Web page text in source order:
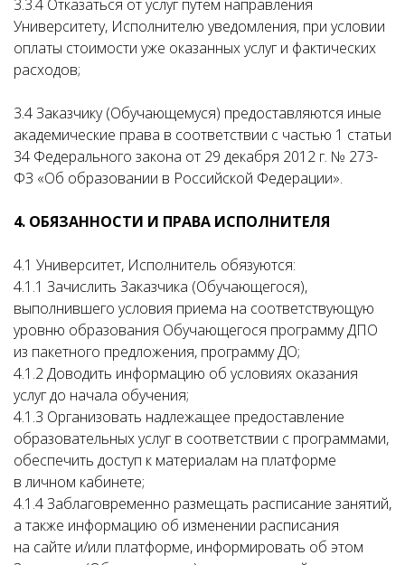
3.3.4 Отказаться от услуг путем направления
Университету, Исполнителю уведомления, при условии
оплаты стоимости уже оказанных услуг и фактических
расходов;
3.4 Заказчику (Обучающемуся) предоставляются иные
академические права в соответствии с частью 1 статьи
34 Федерального закона от 29 декабря 2012 г. № 273-
ФЗ «Об образовании в Российской Федерации».
4. ОБЯЗАННОСТИ И ПРАВА ИСПОЛНИТЕЛЯ
4.1 Университет, Исполнитель обязуются:
4.1.1 Зачислить Заказчика (Обучающегося),
выполнившего условия приема на соответствующую
уровню образования Обучающегося программу ДПО
из пакетного предложения, программу ДО;
4.1.2 Доводить информацию об условиях оказания
услуг до начала обучения;
4.1.3 Организовать надлежащее предоставление
образовательных услуг в соответствии с программами,
обеспечить доступ к материалам на платформе
в личном кабинете;
4.1.4 Заблаговременно размещать расписание занятий,
а также информацию об изменении расписания
на сайте и/или платформе, информировать об этом